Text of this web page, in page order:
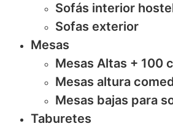
Sofás interior
Sofas exterior
Mesas
Mesas Altas + 100
Mesas altura
Mesas bajas para
Taburetes